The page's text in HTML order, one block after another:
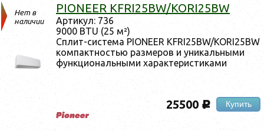
Нет в
наличии
PIONEER KFRI25BW/KORI25BW
Ар­ти­кул: 736
9000 BTU (25 м²)
Сплит-сис­те­ма PIONEER KFRI25BW/KORI25BW
ком­пак­тностью раз­ме­ров и уни­каль­ны­ми
фун­кци­ональ­ны­ми ха­рак­те­рис­ти­ками
25500 c Купить